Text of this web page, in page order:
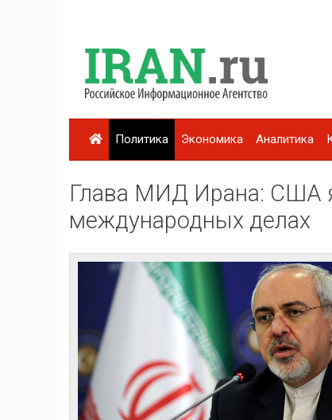
Политика Экономика Аналитика
Глава МИД Ирана: США
международных делах